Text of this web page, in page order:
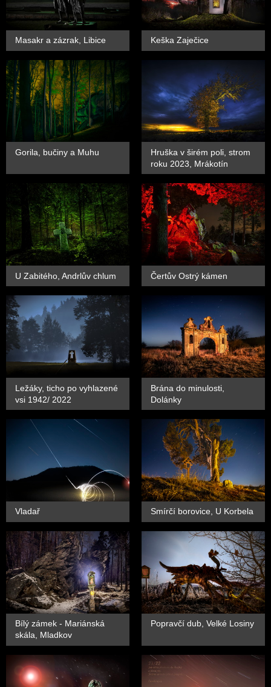
Masakr a zázrak, Libice Keška Zaječice
Gorila, bučiny a Muhu
Hruška v širém poli, strom
roku 2023, Mrákotín
U Zabitého, Andrlův chlum Čertův Ostrý kámen
Ležáky, ticho po vyhlazené
vsi 1942/ 2022
Brána do minulosti,
Dolánky
Vladař Smírčí borovice, U Korbela
Bílý zámek - Mariánská
skála, Mladkov
Popravčí dub, Velké Losiny